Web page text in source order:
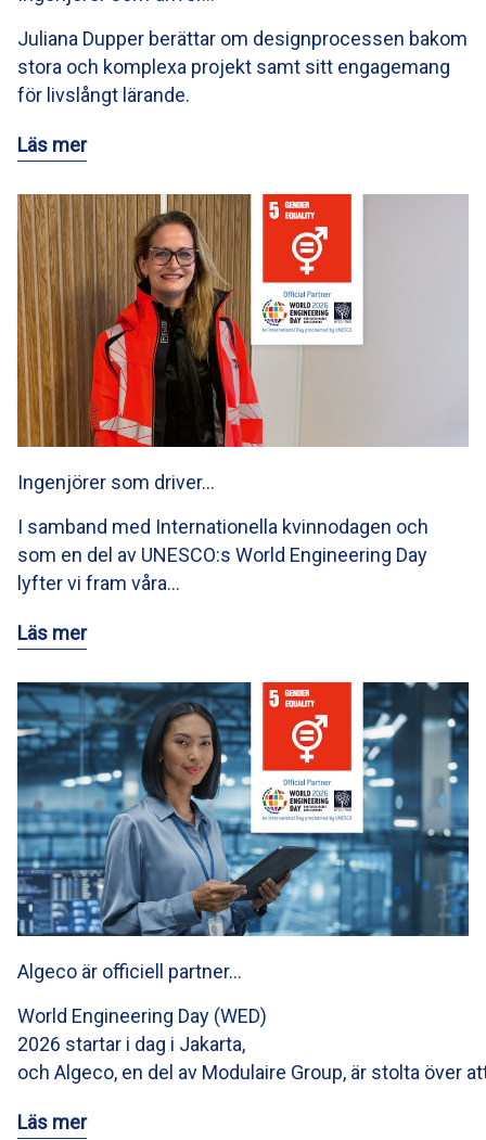
Juliana Dupper berättar om designprocessen bakom
stora och komplexa projekt samt sitt engagemang
för livslångt lärande.
Läs mer
Ingenjörer som driver…
I samband med Internationella kvinnodagen och
som en del av UNESCO:s World Engineering Day
lyfter vi fram våra…
Läs mer
Algeco är officiell partner…
World Engineering Day (WED)
2026 startar i dag i Jakarta,
och Algeco, en del av Modulaire Group, är stolta över
Läs mer